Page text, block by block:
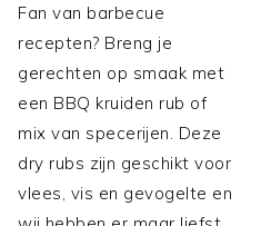
Fan van barbecue
recepten? Breng je
gerechten op smaak met
een BBQ kruiden rub of
mix van specerijen. Deze
dry rubs zijn geschikt voor
vlees, vis en gevogelte en